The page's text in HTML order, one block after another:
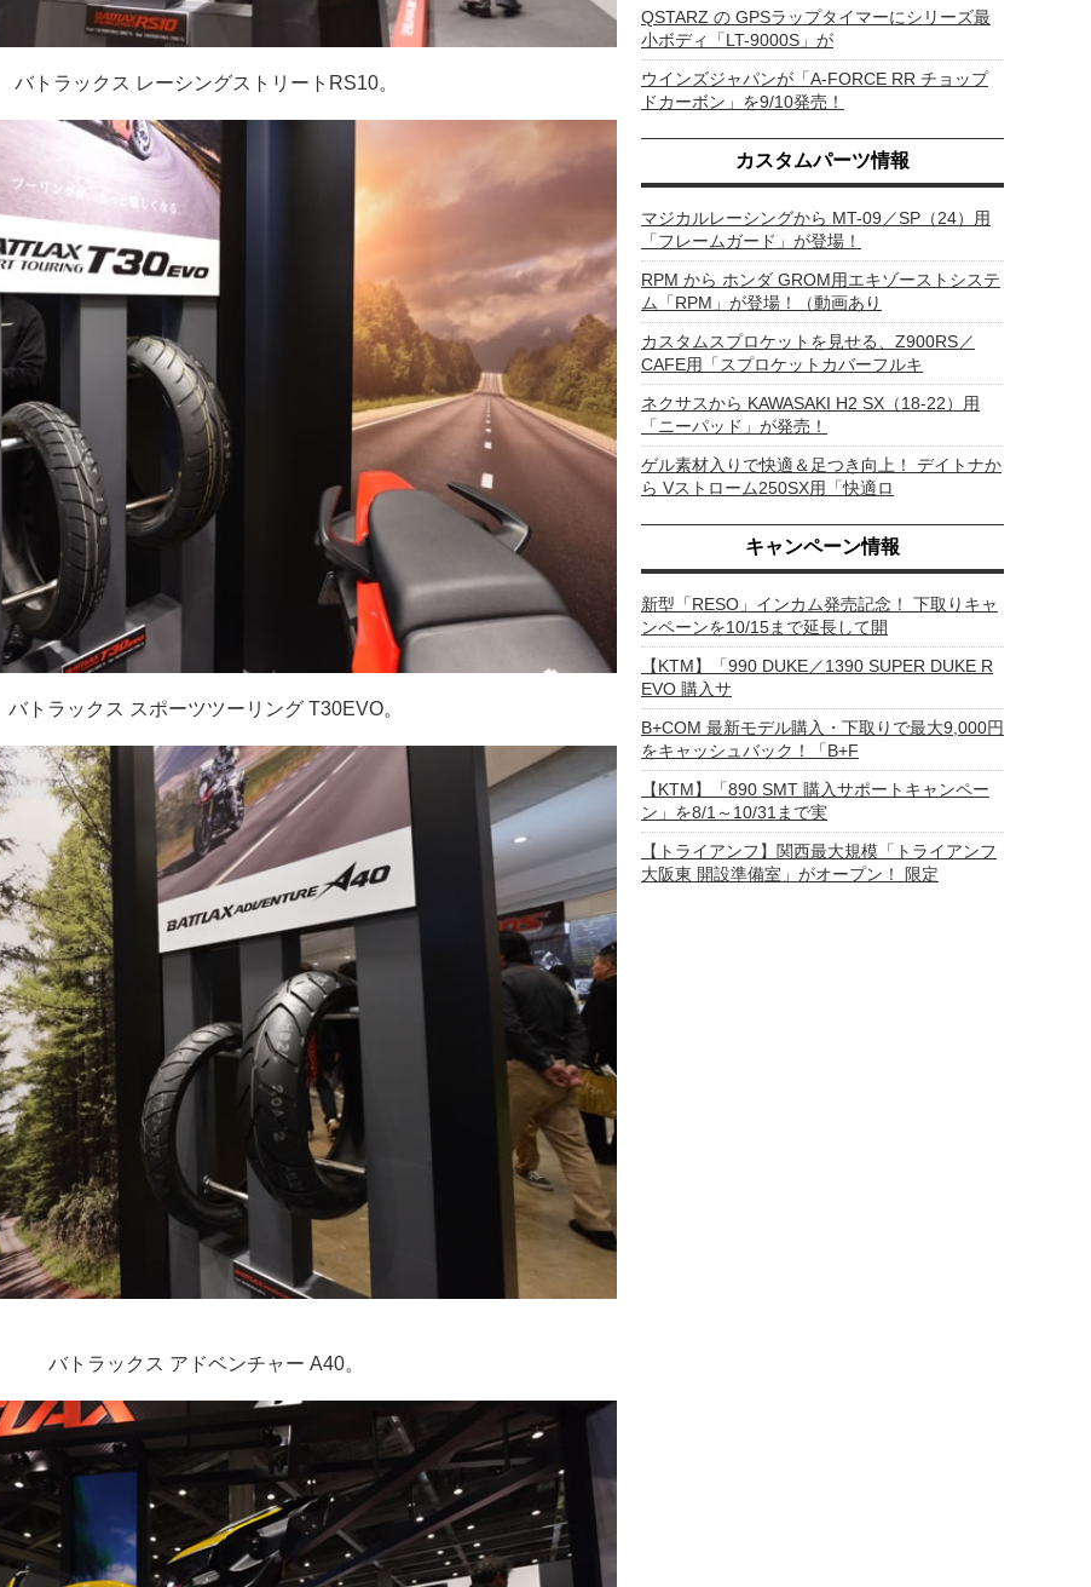
バトラックス レーシングストリートRS10。
バトラックス スポーツツーリング T30EVO。
バトラックス アドベンチャー A40。
QSTARZ の GPSラップタイマーにシリーズ最
小ボディ「LT-9000S」が
ウインズジャパンが「A-FORCE RR チョップ
ドカーボン」を9/10発売！
カスタムパーツ情報
マジカルレーシングから MT-09／SP（24）用
「フレームガード」が登場！
RPM から ホンダ GROM用エキゾーストシステ
ム「RPM」が登場！（動画あり
カスタムスプロケットを見せる、Z900RS／
CAFE用「スプロケットカバーフルキ
ネクサスから KAWASAKI H2 SX（18-22）用
「ニーパッド」が発売！
ゲル素材入りで快適＆足つき向上！ デイトナか
ら Vストローム250SX用「快適ロ
キャンペーン情報
新型「RESO」インカム発売記念！ 下取りキャ
ンペーンを10/15まで延長して開
【KTM】「990 DUKE／1390 SUPER DUKE R
EVO 購入サ
B+COM 最新モデル購入・下取りで最大9,000円
をキャッシュバック！「B+F
【KTM】「890 SMT 購入サポートキャンペー
ン」を8/1～10/31まで実
【トライアンフ】関西最大規模「トライアンフ
大阪東 開設準備室」がオープン！ 限定